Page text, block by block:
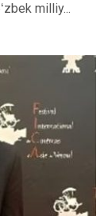
milliy...